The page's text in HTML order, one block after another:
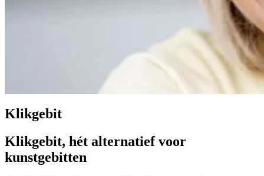
Klikgebit
Klikgebit, hét alternatief voor
kunstgebitten